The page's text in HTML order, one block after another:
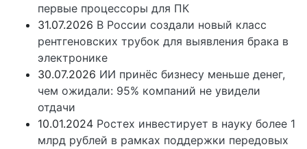
первые процессоры для ПК
31.07.2026 В России создали новый класс
рентгеновских трубок для выявления брака в
электронике
30.07.2026 ИИ принёс бизнесу меньше денег,
чем ожидали: 95% компаний не увидели
отдачи
10.01.2024 Ростех инвестирует в науку более 1
млрд рублей в рамках поддержки передовых